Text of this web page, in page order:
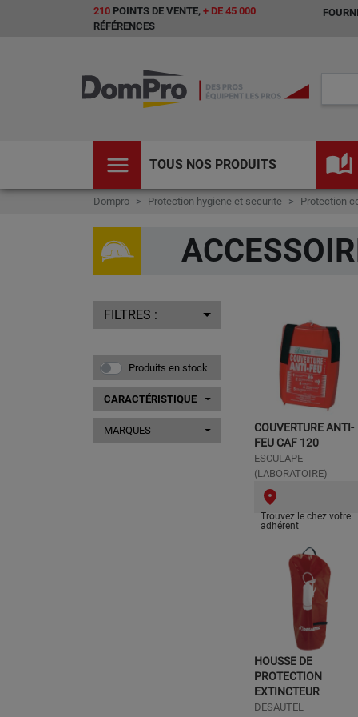
210 POINTS DE VENTE, + DE 45 000
RÉFÉRENCES
menu TOUS NOS PRODUITS auto_stories
Dompro Protection hygiene et securite Protection
FILTRES :
Produits en stock
CARACTÉRISTIQUE
MARQUES
COUVERTURE ANTI-
FEU CAF 120
ESCULAPE
(LABORATOIRE)
Trouvez le chez votre
adhérent
HOUSSE DE
PROTECTION
EXTINCTEUR
DESAUTEL